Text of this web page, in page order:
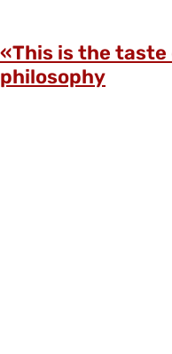
«This is the taste
philosophy